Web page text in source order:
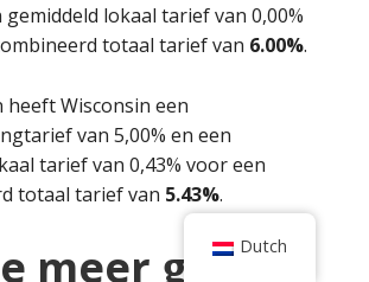
gemiddeld lokaal tarief van 0,00%
totaal tarief van 6.00%.
heeft Wisconsin een
van 5,00% en een
tarief van 0,43% voor een
totaal tarief van 5.43%.
meer geldDutch